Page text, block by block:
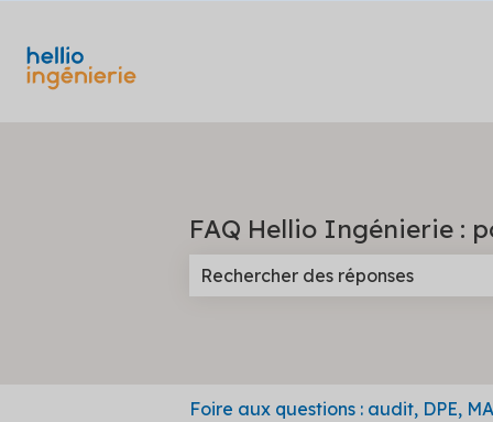
FAQ Hellio Ingénierie :
Foire aux questions : audit, DPE,